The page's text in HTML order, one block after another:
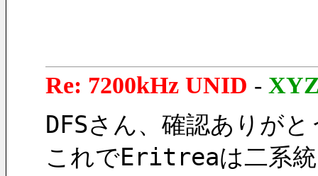
Re: 7200kHz UNID -
DFSさん、確認ありが
これでEritreaは二系統